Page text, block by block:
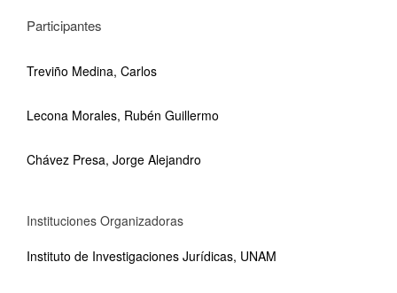
Participantes
Treviño Medina, Carlos
Lecona Morales, Rubén Guillermo
Chávez Presa, Jorge Alejandro
Instituciones Organizadoras
Instituto de Investigaciones Jurídicas, UNAM